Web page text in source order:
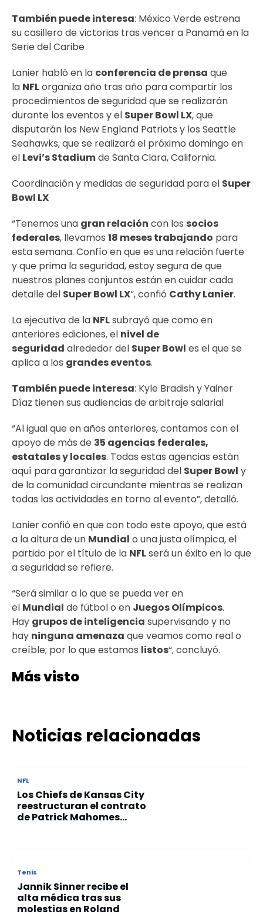
También puede interesa: México Verde estrena
su casillero de victorias tras vencer a Panamá en la
Serie del Caribe
Lanier habló en la conferencia de prensa que
la NFLorganiza año tras año para compartir los
procedimientos de seguridad que se realizarán
durante los eventos y el Super Bowl LX, que
disputarán los New England Patriots y los Seattle
Seahawks, que se realizará el próximo domingo en
el Levi’s Stadiumde Santa Clara, California.
Coordinación y medidas de seguridad para el Super
Bowl LX
“Tenemos una gran relación con los socios
federales, llevamos 18 meses trabajando para
esta semana. Confío en que es una relación fuerte
y que prima la seguridad, estoy segura de que
nuestros planes conjuntos están en cuidar cada
detalle del Super Bowl LX“, confió Cathy Lanier.
La ejecutiva de la NFLsubrayó que como en
anteriores ediciones, el nivel de
seguridad alrededor del Super Bowl es el que se
aplica a los grandes eventos.
También puede interesa: Kyle Bradish y Yainer
Díaz tienen sus audiencias de arbitraje salarial
“Al igual que en años anteriores, contamos con el
apoyo de más de 35 agencias federales,
estatales y locales. Todas estas agencias están
aquí para garantizar la seguridad del Super Bowl y
de la comunidad circundante mientras se realizan
todas las actividades en torno al evento”, detalló.
Lanier confió en que con todo este apoyo, que está
a la altura de un Mundial o una justa olímpica, el
partido por el título de la NFLserá un éxito en lo que
a seguridad se refiere.
“Será similar a lo que se pueda ver en
el Mundial de fútbol o en Juegos Olímpicos.
Hay grupos de inteligencia supervisando y no
hay ninguna amenaza que veamos como real o
creíble; por lo que estamos listos“, concluyó.
Más visto
Noticias relacionadas
NFL
Los Chiefs de Kansas City
reestructuran el contrato
de Patrick Mahomes...
Tenis
Jannik Sinner recibe el
alta médica tras sus
molestias en Roland